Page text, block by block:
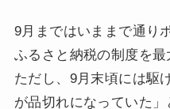
9月まではいままで通り
ふるさと納税の制度を最
ただし、9月末頃には駆
が品切れになっていた